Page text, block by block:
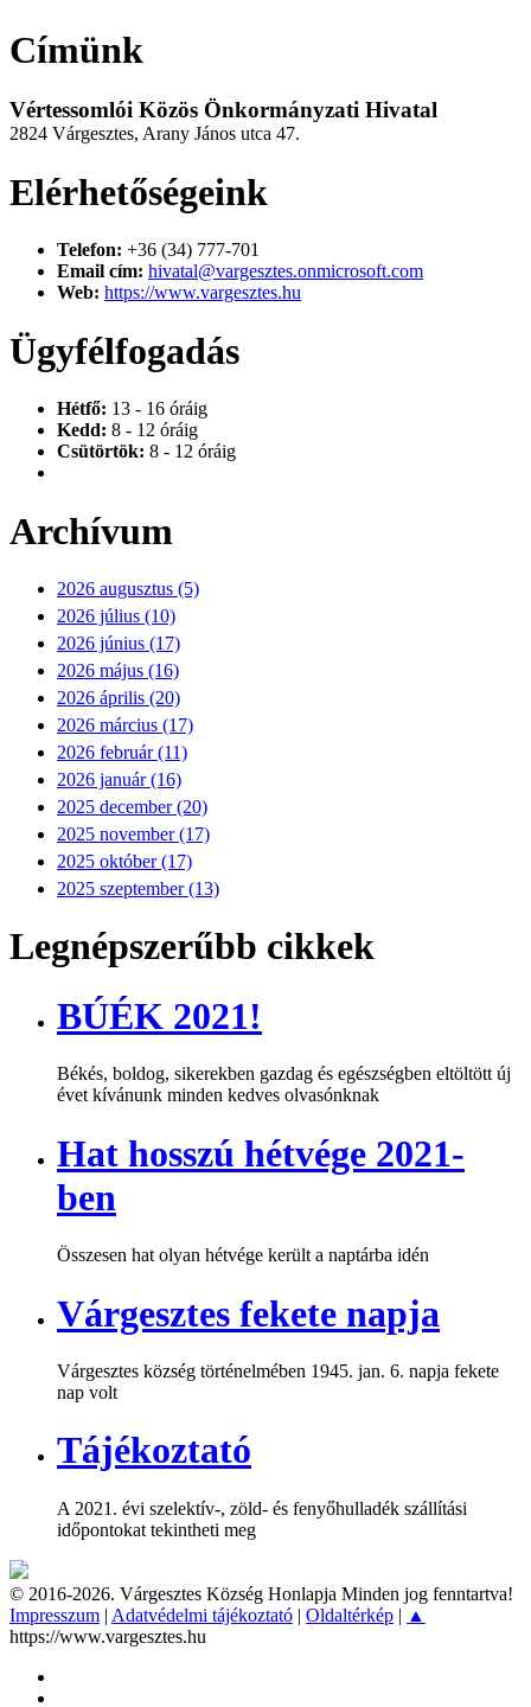
Címünk
Vértessomlói Közös Önkormányzati Hivatal
2824 Várgesztes, Arany János utca 47.
Elérhetőségeink
Telefon: +36 (34) 777-701
Email cím: hivatal@vargesztes.onmicrosoft.com
Web: https://www.vargesztes.hu
Ügyfélfogadás
Hétfő: 13 - 16 óráig
Kedd: 8 - 12 óráig
Csütörtök: 8 - 12 óráig
Archívum
2026 augusztus (5)
2026 július (10)
2026 június (17)
2026 május (16)
2026 április (20)
2026 március (17)
2026 február (11)
2026 január (16)
2025 december (20)
2025 november (17)
2025 október (17)
2025 szeptember (13)
Legnépszerűbb cikkek
BÚÉK 2021!
Békés, boldog, sikerekben gazdag és egészségben eltöltött új
évet kívánunk minden kedves olvasónknak
Hat hosszú hétvége 2021-
ben
Összesen hat olyan hétvége került a naptárba idén
Várgesztes fekete napja
Várgesztes község történelmében 1945. jan. 6. napja fekete
nap volt
Tájékoztató
A 2021. évi szelektív-, zöld- és fenyőhulladék szállítási
időpontokat tekintheti meg
© 2016-2026. Várgesztes Község Honlapja Minden jog fenntartva!
Impresszum | Adatvédelmi tájékoztató | Oldaltérkép | ▲
https://www.vargesztes.hu